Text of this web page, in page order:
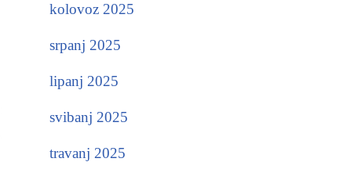
kolovoz 2025
srpanj 2025
lipanj 2025
svibanj 2025
travanj 2025